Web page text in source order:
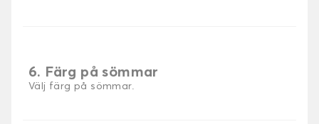
6. Färg på sömmar
Välj färg på sömmar.